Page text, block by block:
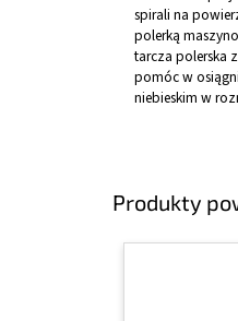
Produkty
spirali na
polerką
tarcza polerska
pomóc w
niebieskim w